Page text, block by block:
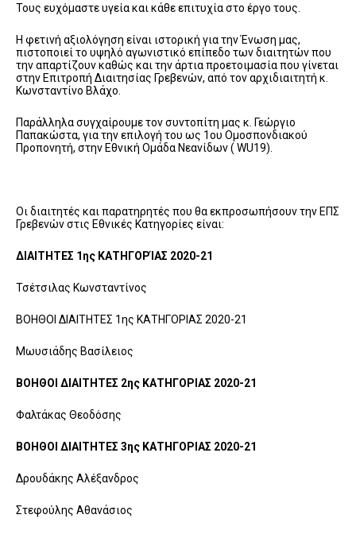
Τους ευχόμαστε υγεία και κάθε επιτυχία στο έργο τους.
Η φετινή αξιολόγηση είναι ιστορική για την Ένωση μας,
πιστοποιεί το υψηλό αγωνιστικό επίπεδο των διαιτητών που
την απαρτίζουν καθώς και την άρτια προετοιμασία που γίνεται
στην Επιτροπή Διαιτησίας Γρεβενών, από τον αρχιδιαιτητή κ.
Κωνσταντίνο Βλάχο.
Παράλληλα συγχαίρουμε τον συντοπίτη μας κ. Γεώργιο
Παπακώστα, για την επιλογή του ως 1ου Ομοσπονδιακού
Προπονητή, στην Εθνική Ομάδα Νεανίδων ( WU19).
Οι διαιτητές και παρατηρητές που θα εκπροσωπήσουν την ΕΠΣ
Γρεβενών στις Εθνικές Κατηγορίες είναι:
ΔΙΑΙΤΗΤΕΣ 1ης ΚΑΤΗΓΟΡΊΑΣ 2020-21
Τσέτσιλας Κωνσταντίνος
ΒΟΗΘΟΙ ΔΙΑΙΤΗΤΕΣ 1ης ΚΑΤΗΓΟΡΙΑΣ 2020-21
Μωυσιάδης Βασίλειος
ΒΟΗΘΟΙ ΔΙΑΙΤΗΤΕΣ 2ης ΚΑΤΗΓΟΡΙΑΣ 2020-21
Φαλτάκας Θεοδόσης
ΒΟΗΘΟΙ ΔΙΑΙΤΗΤΕΣ 3ης ΚΑΤΗΓΟΡΙΑΣ 2020-21
Δρουδάκης Αλέξανδρος
Στεφούλης Αθανάσιος